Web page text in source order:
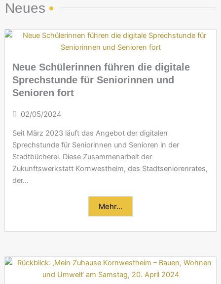
Neues
Neue Schülerinnen führen die digitale
Sprechstunde für Seniorinnen und
Senioren fort
02/05/2024
Seit März 2023 läuft das Angebot der digitalen
Sprechstunde für Seniorinnen und Senioren in der
Stadtbücherei. Diese Zusammenarbeit der
Zukunftswerkstatt Kornwestheim, des Stadtseniorenrates,
der...
Mehr...